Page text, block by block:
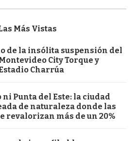
Más Vistas
de la insólita suspensión del
City Torque y
Charrúa
Punta del Este: la ciudad
de naturaleza donde las
revalorizan más de un 20%